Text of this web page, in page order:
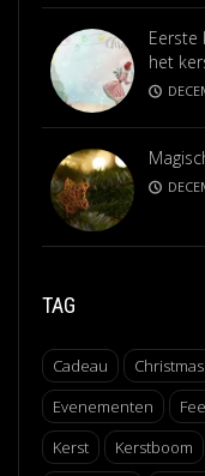
Eerste
het
TAG
Cadeau Christmas
Evenementen
Kerst
Kerstboom